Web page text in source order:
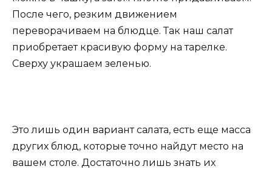
После чего, резким движением
переворачиваем на блюдце. Так наш салат
приобретает красивую форму на тарелке.
Сверху украшаем зеленью.
Это лишь один вариант салата, есть еще масса
других блюд, которые точно найдут место на
вашем столе. Достаточно лишь знать их